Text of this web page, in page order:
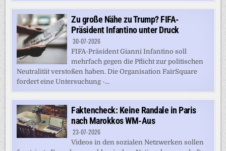
Zu große Nähe zu Trump? FIFA-
Präsident Infantino unter Druck
30-07-2026
FIFA-Präsident Gianni Infantino soll
mehrfach gegen die Pflicht zur politischen
Neutralität verstoßen haben. Die Organisation FairSquare
fordert eine Untersuchung -...
Faktencheck: Keine Randale in Paris
nach Marokkos WM-Aus
23-07-2026
Videos in den sozialen Netzwerken sollen